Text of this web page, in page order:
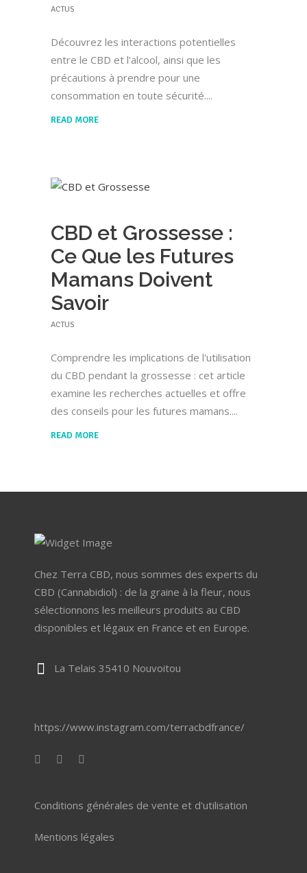
ACTUS
Découvrez les interactions potentielles
entre le CBD et l'alcool, ainsi que les
précautions à prendre pour une
consommation en toute sécurité.
READ MORE
CBD et Grossesse :
Ce Que les Futures
Mamans Doivent
Savoir
ACTUS
Comprendre les implications de l'utilisation
du CBD pendant la grossesse : cet article
examine les recherches actuelles et offre
des conseils pour les futures mamans.
READ MORE
Chez Terra CBD, nous sommes des experts du
CBD (Cannabidiol) : de la graine à la fleur, nous
sélectionnons les meilleurs produits au CBD
disponibles et légaux en France et en Europe.
La Telais 35410 Nouvoitou
https://www.instagram.com/terracbdfrance/
Conditions générales de vente et d'utilisation
Mentions légales